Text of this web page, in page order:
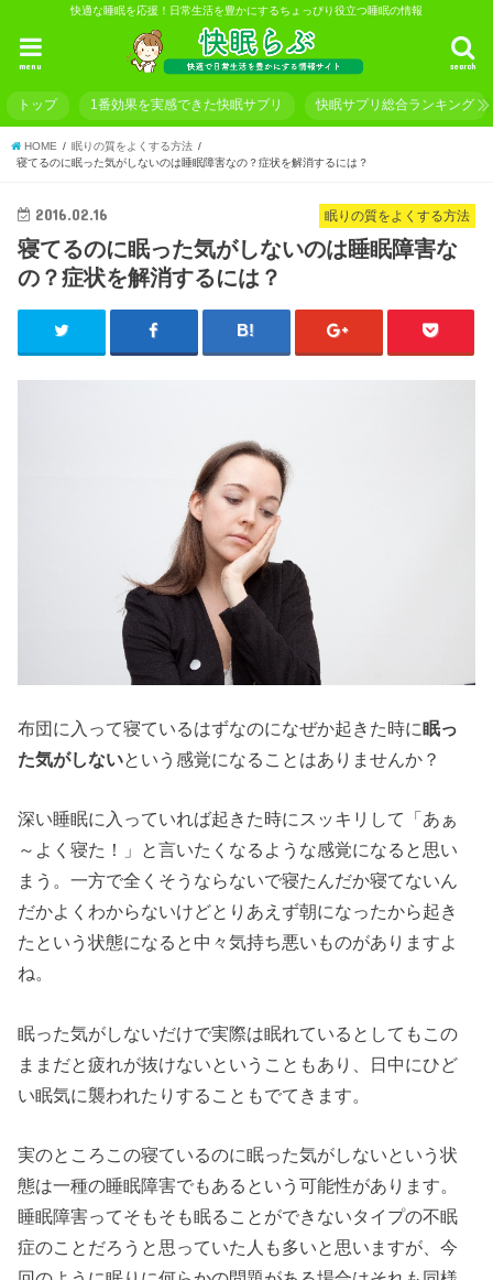
快適な睡眠を応援！日常生活を豊かにするちょっぴり役立つ睡眠の情報
search
menu
トップ 1番効果を実感できた快眠サプリ 快眠サプリ総合ランキング
HOME
眠りの質をよくする方法
寝てるのに眠った気がしないのは睡眠障害なの？症状を解消するには？
眠りの質をよくする方法
2016.02.16
寝てるのに眠った気がしないのは睡眠障害な
の？症状を解消するには？
布団に入って寝ているはずなのになぜか起きた時に眠っ
た気がしないという感覚になることはありませんか？
深い睡眠に入っていれば起きた時にスッキリして「あぁ
～よく寝た！」と言いたくなるような感覚になると思い
まう。一方で全くそうならないで寝たんだか寝てないん
だかよくわからないけどとりあえず朝になったから起き
たという状態になると中々気持ち悪いものがありますよ
ね。
眠った気がしないだけで実際は眠れているとしてもこの
ままだと疲れが抜けないということもあり、日中にひど
い眠気に襲われたりすることもでてきます。
実のところこの寝ているのに眠った気がしないという状
態は一種の睡眠障害でもあるという可能性があります。
睡眠障害ってそもそも眠ることができないタイプの不眠
症のことだろうと思っていた人も多いと思いますが、今